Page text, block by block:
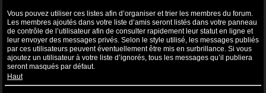
Vous pouvez utiliser ces listes afin d’organiser et trier les membres du forum.
Les membres ajoutés dans votre liste d’amis seront listés dans votre panneau
de contrôle de l’utilisateur afin de consulter rapidement leur statut en ligne et
leur envoyer des messages privés. Selon le style utilisé, les messages publiés
par ces utilisateurs peuvent éventuellement être mis en surbrillance. Si vous
ajoutez un utilisateur à votre liste d’ignorés, tous les messages qu’il publiera
seront masqués par défaut.
Haut